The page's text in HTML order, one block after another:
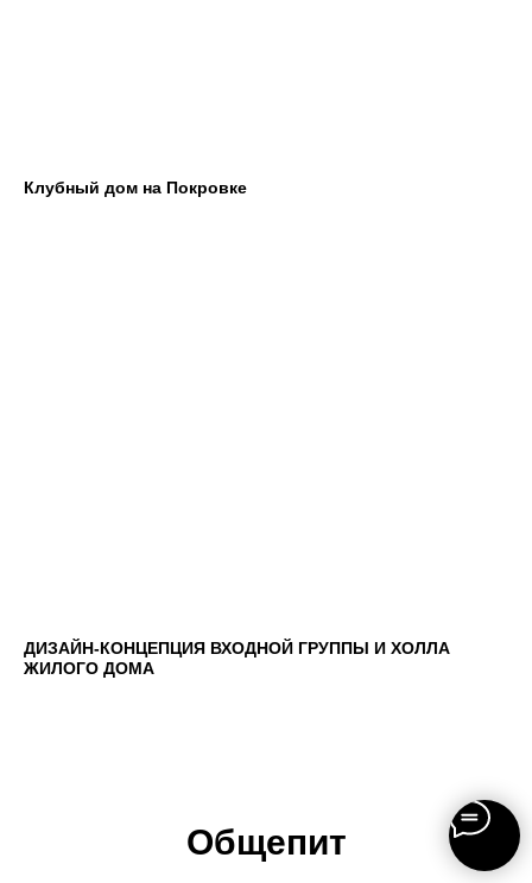
Клубный дом на Покровке
ДИЗАЙН-КОНЦЕПЦИЯ ВХОДНОЙ ГРУППЫ И ХОЛЛА
ЖИЛОГО ДОМА
Общепит